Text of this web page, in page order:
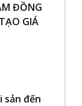
ĐỒNG
GIÁ
sản đến